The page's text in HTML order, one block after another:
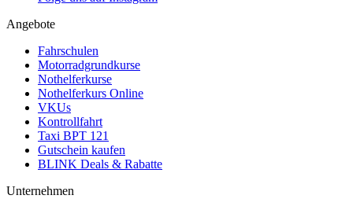
Angebote
Fahrschulen
Motorradgrundkurse
Nothelferkurse
Nothelferkurs Online
VKUs
Kontrollfahrt
Taxi BPT 121
Gutschein kaufen
BLINK Deals & Rabatte
Unternehmen